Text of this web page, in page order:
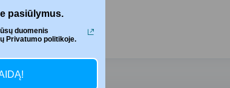
pasiūlymus.
duomenis
Privatumo politikoje.